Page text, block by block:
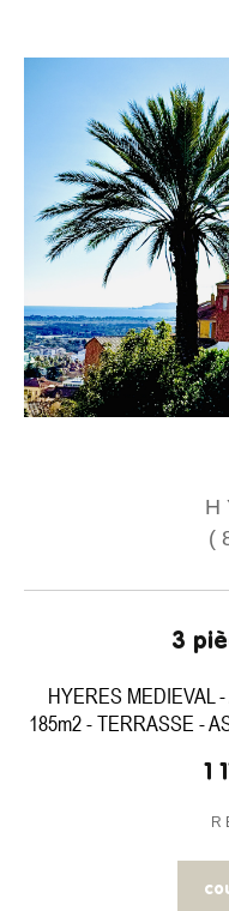
3
HYERES MEDIEVAL
185m2 - TERRASSE -
1